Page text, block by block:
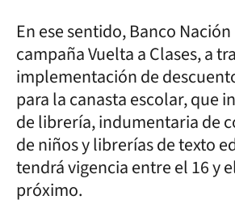
En ese sentido, Banco
campaña Vuelta a Clases, a
implementación de
para la canasta escolar, que
de librería, indumentaria de
de niños y librerías de texto
tendrá vigencia entre el 16 y
próximo.